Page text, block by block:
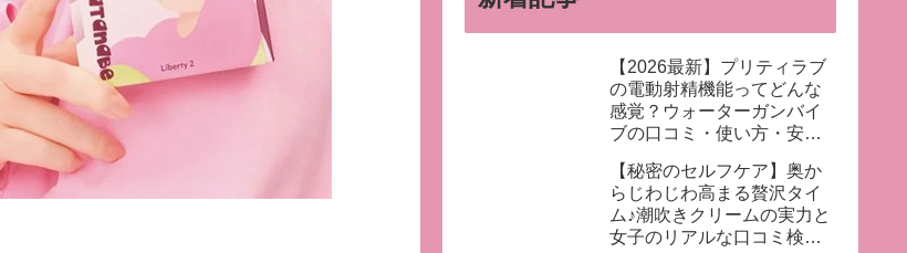
【2026最新】プリティラブ
の電動射精機能ってどんな
感覚？ウォーターガンバイ
ブの口コミ・使い方・安全
【秘密のセルフケア】奥か
らじわじわ高まる贅沢タイ
ム♪潮吹きクリームの実力と
女子のリアルな口コミ検